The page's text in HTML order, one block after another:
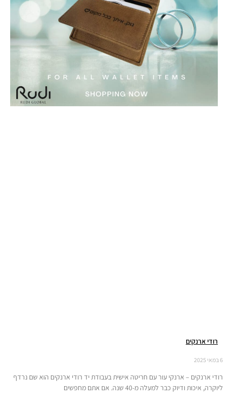
רודי ארנקים
6 במאי 2025
רודי ארנקים – ארנקי עור עם חריטה אישית בעבודת יד רודי ארנקים הוא שם נרדף
ליוקרה, איכות ודיוק כבר למעלה מ-40 שנה. אם אתם מחפשים